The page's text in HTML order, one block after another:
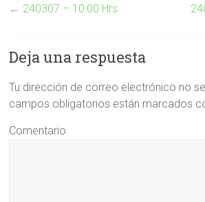
← 240307 – 10:00 Hrs
Deja una respuesta
Tu dirección de correo electrónico no
campos obligatorios están marcados
Comentario